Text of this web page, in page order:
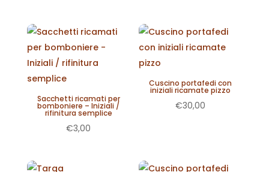
Sacchetti ricamati per
bomboniere – Iniziali /
rifinitura semplice
€3,00
Cuscino portafedi con
iniziali ricamate pizzo
€30,00